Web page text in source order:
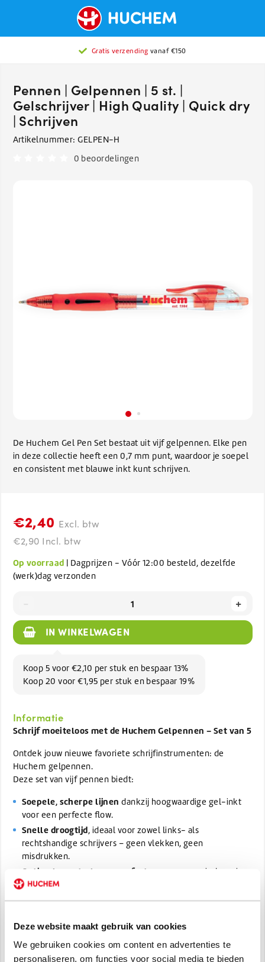
Deze website maakt gebruik van cookies
We gebruiken cookies om content en advertenties te
personaliseren, om functies voor social media te bieden
Gratis verzending vanaf €150
Pennen | Gelpennen | 5 st. |
Gelschrijver | High Quality | Quick dry
| Schrijven
Artikelnummer: GELPEN-H
0 beoordelingen
De Huchem Gel Pen Set bestaat uit vijf gelpennen. Elke pen
in deze collectie heeft een 0,7 mm punt, waardoor je soepel
en consistent met blauwe inkt kunt schrijven.
€2,40 Excl. btw
€2,90 Incl. btw
Op voorraad | Dagprijzen - Vóór 12:00 besteld, dezelfde
(werk)dag verzonden
+
IN WINKELWAGEN
Koop 5 voor €2,10 per stuk en bespaar 13%
Koop 20 voor €1,95 per stuk en bespaar 19%
Informatie
Schrijf moeiteloos met de Huchem Gelpennen – Set van 5
Ontdek jouw nieuwe favoriete schrijfinstrumenten: de
Huchem gelpennen.
Deze set van vijf pennen biedt:
Soepele, scherpe lijnen dankzij hoogwaardige gel-inkt
voor een perfecte flow.
Snelle droogtijd, ideaal voor zowel links- als
rechtshandige schrijvers – geen vlekken, geen
misdrukken.
Optimale controle en comfort
: een ergonomische grip
maakt langdurig schrijven moeiteloos.
Duurzaam resultaat: waterbestendig, kleurvast en
Universeel inzetbaar: perfect voor aantekeningen,
brainstormen, schetsen of dagelijks gebruik.